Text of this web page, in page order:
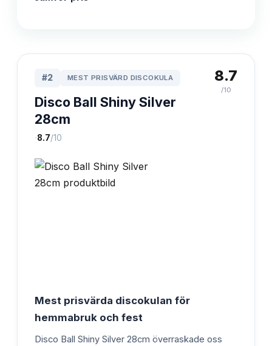
#2 MEST PRISVÄRD DISCOKULA
Disco Ball Shiny Silver
28cm
·8.7/10
8.7
/10
Mest prisvärda discokulan för
hemmabruk och fest
Disco Ball Shiny Silver 28cm överraskade oss